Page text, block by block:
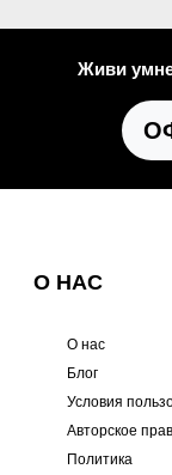
Живи
О НАС
О нас
Блог
Условия
Авторское
Политика